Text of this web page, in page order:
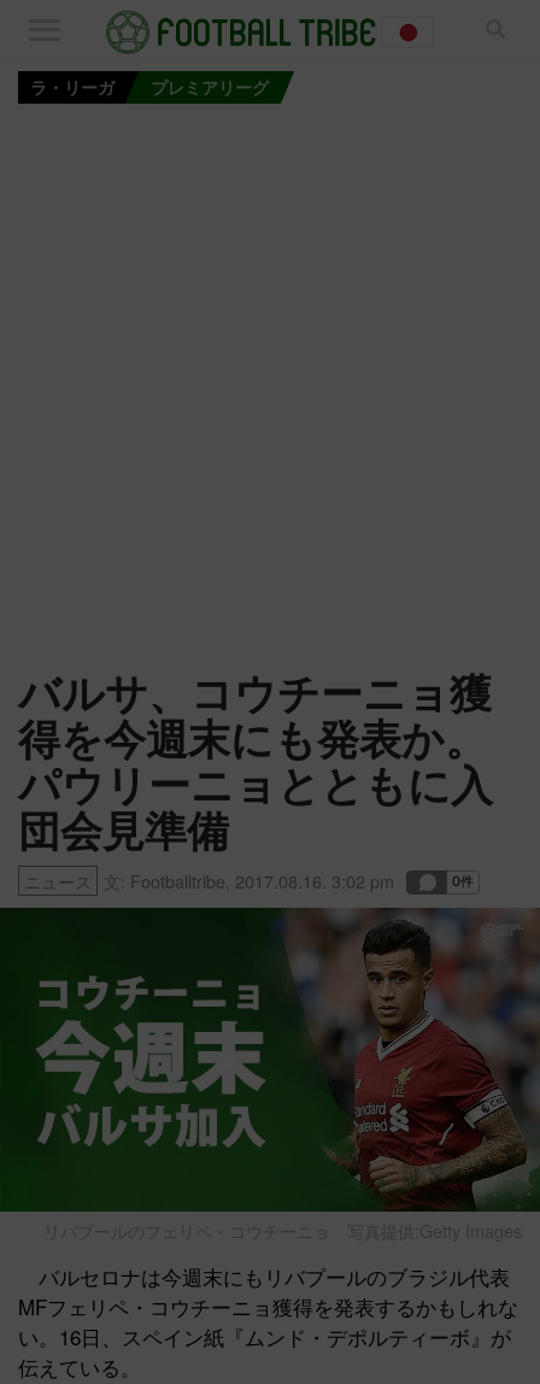
ラ・リーガ プレミアリーグ
バルサ、コウチーニョ獲
得を今週末にも発表か。
パウリーニョとともに入
団会見準備
ニュース 文: Footballtribe 2017.08.16. 3:02 pm
リバプールのフェリペ・コウチーニョ 写真提供:Getty Images
バルセロナは今週末にもリバプールのブラジル代表
MFフェリペ・コウチーニョ獲得を発表するかもしれな
い。16日、スペイン紙『ムンド・デポルティーボ』が
伝えている。